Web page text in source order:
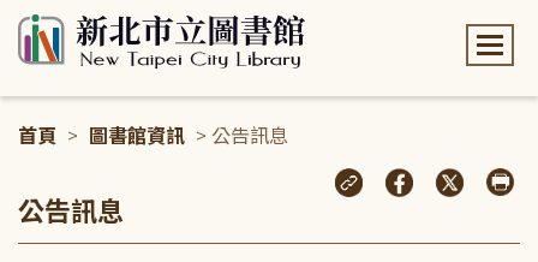
首頁 > 圖書館資訊 > 公告訊息
公告訊息